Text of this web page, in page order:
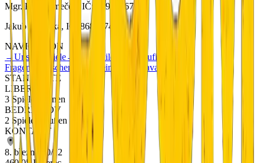
Mgr. Petr Němeček, IČ: 01901567
Jakub Metlička, IČ: 86833740
NAVIGATION
→Unsere Spiele→ Teambuilding
Häufige
Fragen
Geschenkgutscheine
Doprava a platba
STANDORTE
LIBEREC
3 Spiele drinnen
BEDŘICHOV
2 Spiele draußen
KONTAKT
8. března 20/12